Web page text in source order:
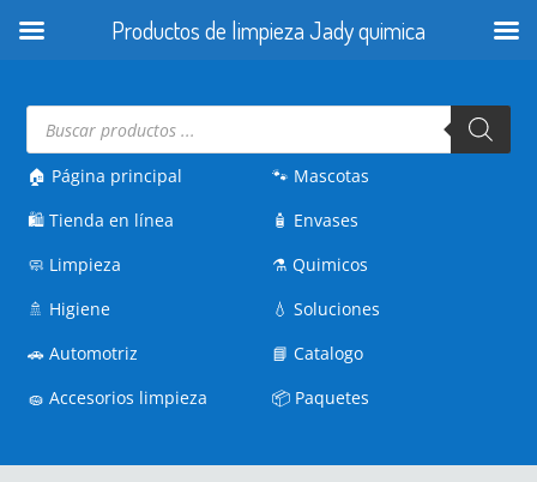
Búsqueda
productos
🏠 Página principal
🛍️Tienda en línea
🧼 Limpieza
🚿 Higiene
🚗Automotriz
🧽Accesorios limpieza
🐾 Mascotas
🧴 Envases
⚗️Quimicos
💧Soluciones
📘Catalogo
📦 Paquetes
Productos de limpieza Jady quimica